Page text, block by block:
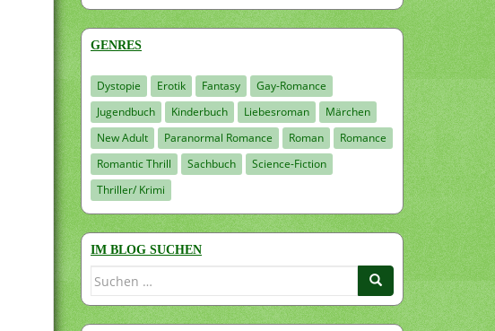
GENRES
Dystopie Erotik Fantasy
Gay-Romance
Jugendbuch
Kinderbuch Liebesroman
Märchen
New Adult
Paranormal Romance Roman
Romance
Romantic Thrill
Sachbuch
Science-Fiction
Thriller/ Krimi
IM BLOG SUCHEN
Suchen